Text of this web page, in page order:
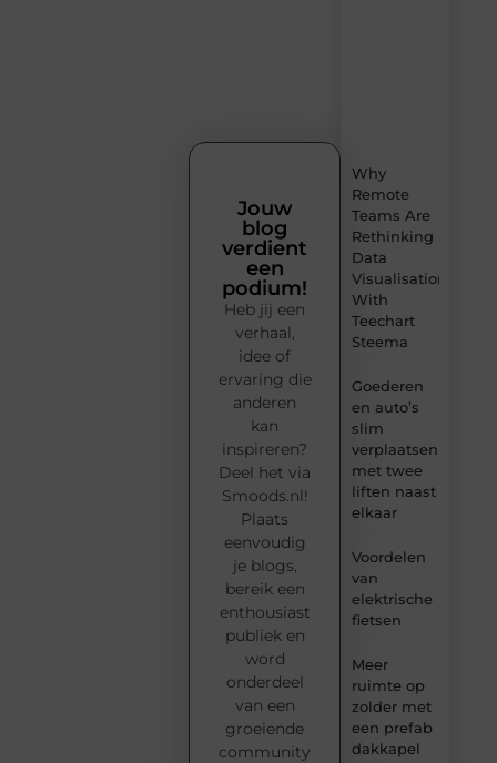
Why
Remote
Teams Are
Rethinking
Data
Visualisation
With
Teechart
Steema
Goederen
en auto’s
slim
verplaatsen
met twee
liften naast
elkaar
Voordelen
van
elektrische
fietsen
Meer
ruimte op
zolder met
een prefab
dakkapel
Jouw
blog
verdient
een
podium!
Heb jij een
verhaal,
idee of
ervaring die
anderen
kan
inspireren?
Deel het via
Smoods.nl!
Plaats
eenvoudig
je blogs,
bereik een
enthousiast
publiek en
word
onderdeel
van een
groeiende
community